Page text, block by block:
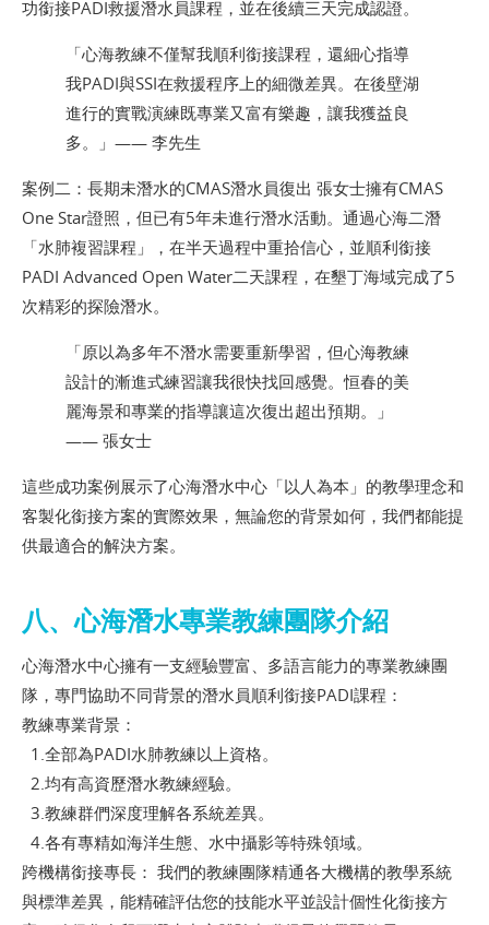
功銜接PADI救援潛水員課程，並在後續三天完成認證。
「心海教練不僅幫我順利銜接課程，還細心指導
我PADI與SSI在救援程序上的細微差異。在後壁湖
進行的實戰演練既專業又富有樂趣，讓我獲益良
多。」—— 李先生
案例二：長期未潛水的CMAS潛水員復出 張女士擁有CMAS
One Star證照，但已有5年未進行潛水活動。通過心海二潛
「水肺複習課程」，在半天過程中重拾信心，並順利銜接
PADI Advanced Open Water二天課程，在墾丁海域完成了5
次精彩的探險潛水。
「原以為多年不潛水需要重新學習，但心海教練
設計的漸進式練習讓我很快找回感覺。恒春的美
麗海景和專業的指導讓這次復出超出預期。」
—— 張女士
這些成功案例展示了心海潛水中心「以人為本」的教學理念和
客製化銜接方案的實際效果，無論您的背景如何，我們都能提
供最適合的解決方案。
八、心海潛水專業教練團隊介紹
心海潛水中心擁有一支經驗豐富、多語言能力的專業教練團
隊，專門協助不同背景的潛水員順利銜接PADI課程：
教練專業背景：
1.全部為PADI水肺教練以上資格。
2.均有高資歷潛水教練經驗。
3.教練群們深度理解各系統差異。
4.各有專精如海洋生態、水中攝影等特殊領域。
跨機構銜接專長： 我們的教練團隊精通各大機構的教學系統
與標準差異，能精確評估您的技能水平並設計個性化銜接方